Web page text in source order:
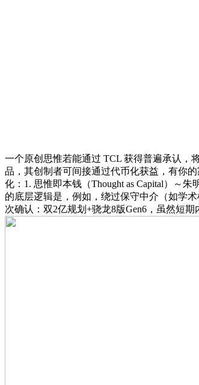
一个原创思惟若能通过 TCL 获得普遍承认，
品，其创制者可间接通过代币化获益，有你
化：1. 思惟即本钱（Thought as Capital）～
的底层逻辑是，例如，绕过保守中介（如学
次确认：双2亿规划+骁龙8版Gen6，虽然短